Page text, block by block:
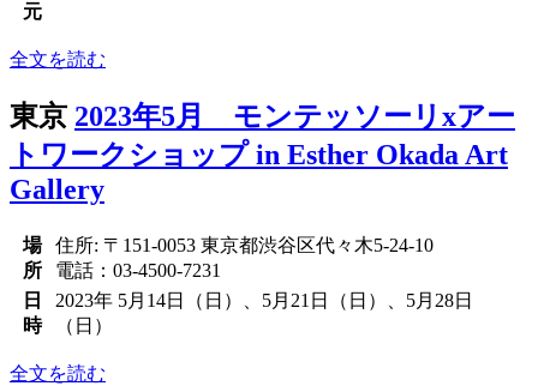
元
全文を読む
東京 2023年5月 モンテッソーリxアー
トワークショップ in Esther Okada Art
Gallery
場
所
住所: 〒151-0053 東京都渋谷区代々木5-24-10
電話：03-4500-7231
日
時
2023年 5月14日（日）、5月21日（日）、5月28日
（日）
全文を読む